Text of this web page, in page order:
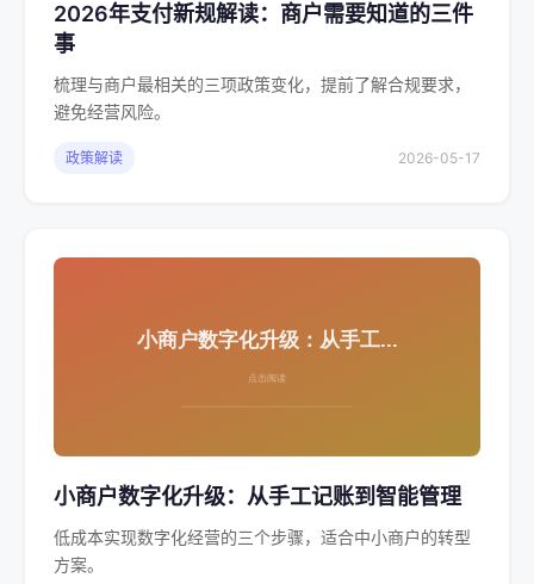
2026年支付新规解读：商户需要知道的三件
事
梳理与商户最相关的三项政策变化，提前了解合规要求，
避免经营风险。
政策解读 2026-05-17
小商户数字化升级：从手工记账到智能管理
低成本实现数字化经营的三个步骤，适合中小商户的转型
方案。